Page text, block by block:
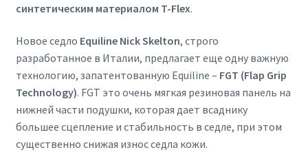
синтетическим материалом T-Flex.
Новое седло Equiline Nick Skelton, строго
разработанное в Италии, предлагает еще одну важную
технологию, запатентованную Equiline – FGT (Flap Grip
Technology). FGT это очень мягкая резиновая панель на
нижней части подушки, которая дает всаднику
большее сцепление и стабильность в седле, при этом
существенно снижая износ седла кожи.